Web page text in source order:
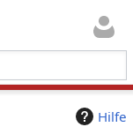
Hilfe